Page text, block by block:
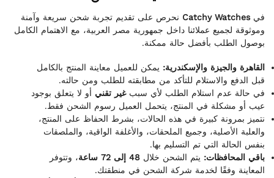
فيCatchy Watches نحرص على تقديم تجربة شحن سريعة وآمنة
وموثوقة لجميع عملائنا داخل جمهورية مصر العربية، مع الاهتمام الكامل
بوصول الطلب بأفضل حالة ممكنة.
القاهرة والجيزة والإسكندرية: يمكن للعميل معاينة المنتج بالكامل
قبل الدفع والاستلام للتأكد من مطابقته للطلب ومن حالته.
في حالة عدم استلام الطلب لأي سببغير تقني أو لا يتعلق بوجود
عيب أو مشكلة في المنتج، يتحمل العميل رسوم الشحن فقط.
نتميز بمرونة كبيرة في هذه الحالات، بشرط الحفاظ على المنتج،
والعلبة الأصلية، وجميع الملحقات، والأغلفة الواقية، والملصقات
بنفس الحالة التي تم التسليم بها.
باقي المحافظات: يتم الشحن خلال 48 إلى 72 ساعة
، وتتوفر
المعاينة وفقًا لخدمة شركة الشحن في منطقتك.